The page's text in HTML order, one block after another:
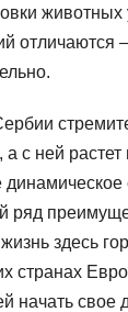
животных
отличаются
а с ней растет
динамическое
ряд
здесь
странах
начать свое